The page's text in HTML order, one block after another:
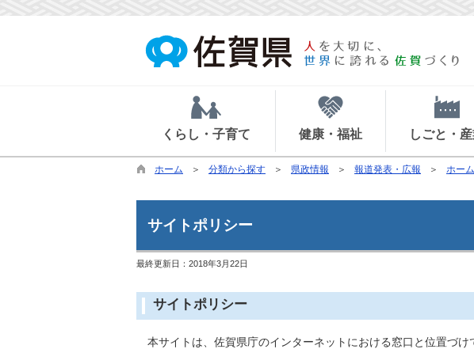
くらし・子育て 健康・福祉 しごと・
ホーム 分類から探す 県政情報 報道発表・広報 ホー
サイトポリシー
最終更新日： 2018年3月22日
サイトポリシー
本サイトは、佐賀県庁のインターネットにおける窓口と位置づけ